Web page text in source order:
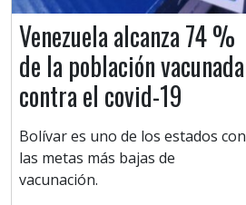
Venezuela alcanza 74 %
de la población vacunada
contra el covid-19
Bolívar es uno de los estados con
las metas más bajas de
vacunación.